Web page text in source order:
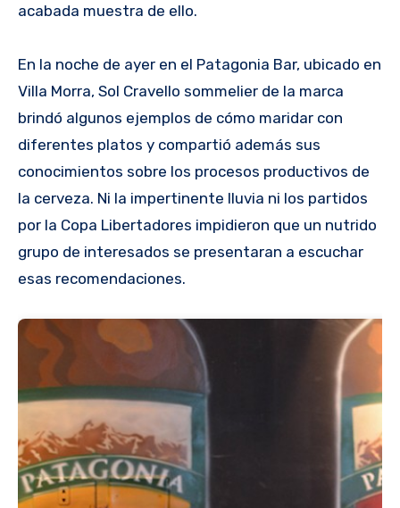
acabada muestra de ello.
En la noche de ayer en el Patagonia Bar, ubicado en
Villa Morra, Sol Cravello sommelier de la marca
brindó algunos ejemplos de cómo maridar con
diferentes platos y compartió además sus
conocimientos sobre los procesos productivos de
la cerveza. Ni la impertinente lluvia ni los partidos
por la Copa Libertadores impidieron que un nutrido
grupo de interesados se presentaran a escuchar
esas recomendaciones.